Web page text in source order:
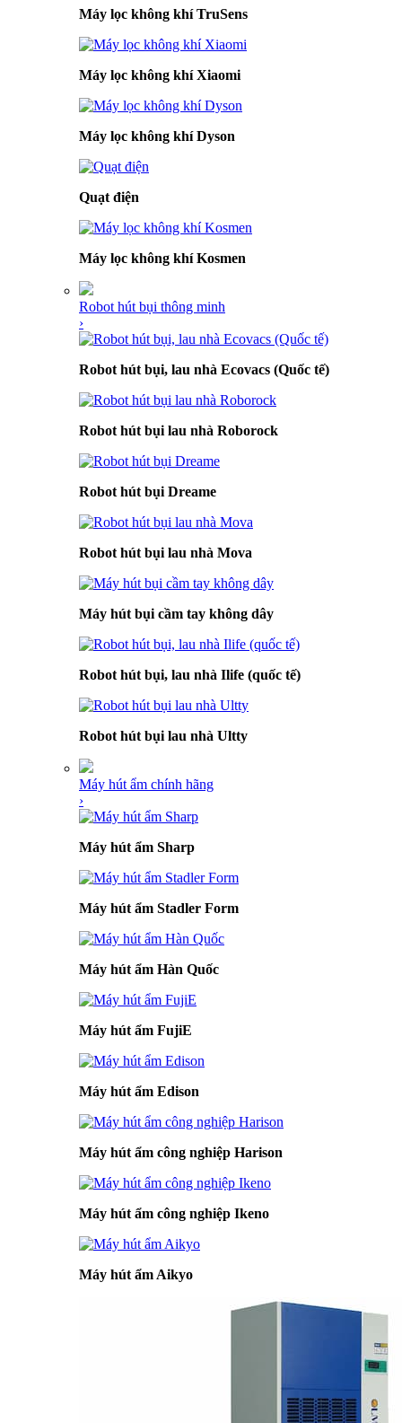
Máy lọc không khí TruSens
Máy lọc không khí Xiaomi
Máy lọc không khí Dyson
Quạt điện
Máy lọc không khí Kosmen
Robot hút bụi thông minh
›
Robot hút bụi, lau nhà Ecovacs (Quốc tế)
Robot hút bụi lau nhà Roborock
Robot hút bụi Dreame
Robot hút bụi lau nhà Mova
Máy hút bụi cầm tay không dây
Robot hút bụi, lau nhà Ilife (quốc tế)
Robot hút bụi lau nhà Ultty
Máy hút ẩm chính hãng
›
Máy hút ẩm Sharp
Máy hút ẩm Stadler Form
Máy hút ẩm Hàn Quốc
Máy hút ẩm FujiE
Máy hút ẩm Edison
Máy hút ẩm công nghiệp Harison
Máy hút ẩm công nghiệp Ikeno
Máy hút ẩm Aikyo